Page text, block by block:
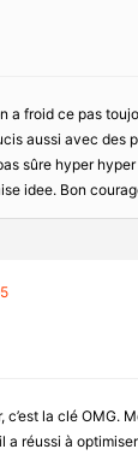
a froid ce pas
aussi avec des
sûre hyper
idee. Bon
c’est la clé OMG.
a réussi à